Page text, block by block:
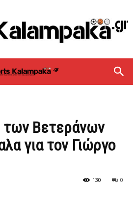
των Βετεράνων
για τον Γιώργο
0
131